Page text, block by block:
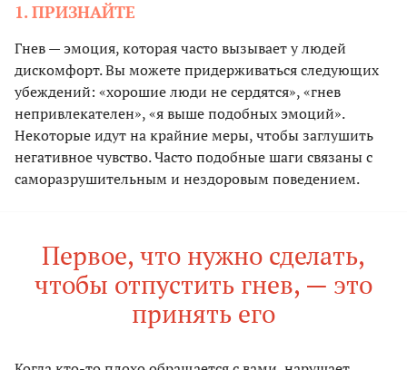
1. ПРИЗНАЙТЕ
Гнев — эмоция, которая часто вызывает у людей
дискомфорт. Вы можете придерживаться следующих
убеждений: «хорошие люди не сердятся», «гнев
непривлекателен», «я выше подобных эмоций».
Некоторые идут на крайние меры, чтобы заглушить
негативное чувство. Часто подобные шаги связаны с
саморазрушительным и нездоровым поведением.
Первое, что нужно сделать,
чтобы отпустить гнев, — это
принять его